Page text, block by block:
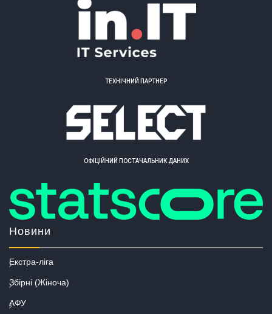
ТЕХНІЧНИЙ ПАРТНЕР
ОФІЦІЙНИЙ ПОСТАЧАЛЬНИК ДАНИХ
Новини
Екстра-ліга
Збірні (Жіноча)
АФУ